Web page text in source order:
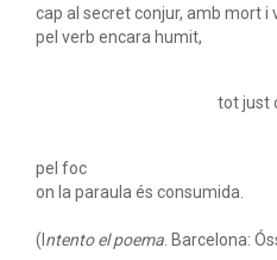
cap al secret conjur, amb mort i
pel verb encara humit,
tot just
pel foc
on la paraula és consumida.
(I ntento el poema . Barcelona: